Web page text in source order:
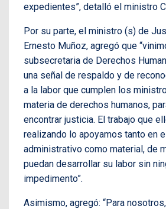
expedientes”, detalló el ministro
Por su parte, el ministro (s) de
Ernesto Muñoz, agregó que
subsecretaria de Derechos
una señal de respaldo y de
a la labor que cumplen los
materia de derechos humanos,
encontrar justicia. El trabajo que
realizando lo apoyamos tanto en
administrativo como material, de
puedan desarrollar su labor sin
impedimento”.
Asimismo, agregó: “Para